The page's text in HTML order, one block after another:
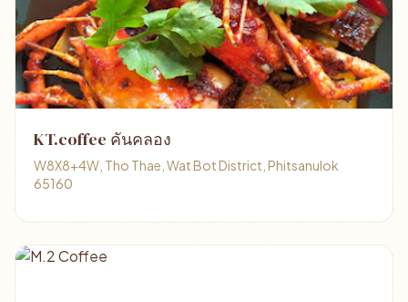
KT.coffee คันคลอง
W8X8+4W, Tho Thae, Wat Bot District, Phitsanulok
65160